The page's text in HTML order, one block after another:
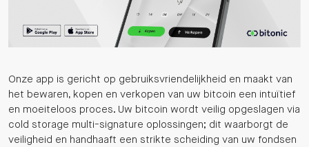
Onze app is gericht op gebruiksvriendelijkheid en maakt van
het bewaren, kopen en verkopen van uw bitcoin een intuïtief
en moeiteloos proces. Uw bitcoin wordt veilig opgeslagen via
cold storage multi-signature oplossingen; dit waarborgt de
veiligheid en handhaaft een strikte scheiding van uw fondsen